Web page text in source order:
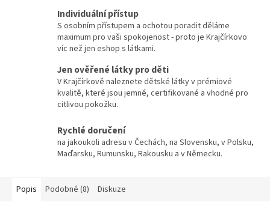
Individuální přístup
S osobním přístupem a ochotou poradit děláme
maximum pro vaši spokojenost - proto je Krajčírkovo
víc než jen eshop s látkami.
Jen ověřené látky pro děti
V Krajčírkově naleznete dětské látky v prémiové
kvalitě, které jsou jemné, certifikované a vhodné pro
citlivou pokožku.
Rychlé doručení
na jakoukoli adresu v Čechách, na Slovensku, v Polsku,
Maďarsku, Rumunsku, Rakousku a v Německu.
Popis Podobné (8) Diskuze